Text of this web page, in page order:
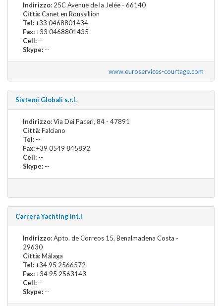
Indirizzo: 25C Avenue de la Jelée - 66140
Città: Canet en Roussillion
Tel:+33 0468801434
Fax:+33 0468801435
Cell: --
Skype: --
www.euroservices-courtage.com
Sistemi Globali s.r.l.
Indirizzo: Via Dei Paceri, 84 - 47891
Città: Falciano
Tel: --
Fax:+39 0549 845892
Cell: --
Skype: --
Carrera Yachting Int.l
Indirizzo: Apto. de Correos 15, Benalmadena Costa -
29630
Città: Málaga
Tel:+34 95 2566572
Fax:+34 95 2563143
Cell: --
Skype: --